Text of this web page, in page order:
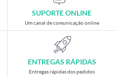
SUPORTE ONLINE
Um canal de comunicação online
ENTREGAS RÁPIDAS
Entregas rápidas dos pedidos